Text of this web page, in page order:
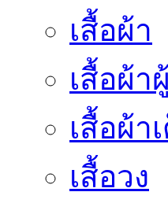
เสื้อผ้า
เสื้อผ้า
เสื้อผ้า
เสื้อวง